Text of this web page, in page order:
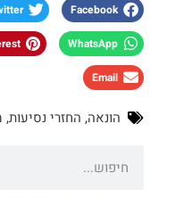
Facebook
WhatsApp
Email
הונאה, החזרי נסיעות,